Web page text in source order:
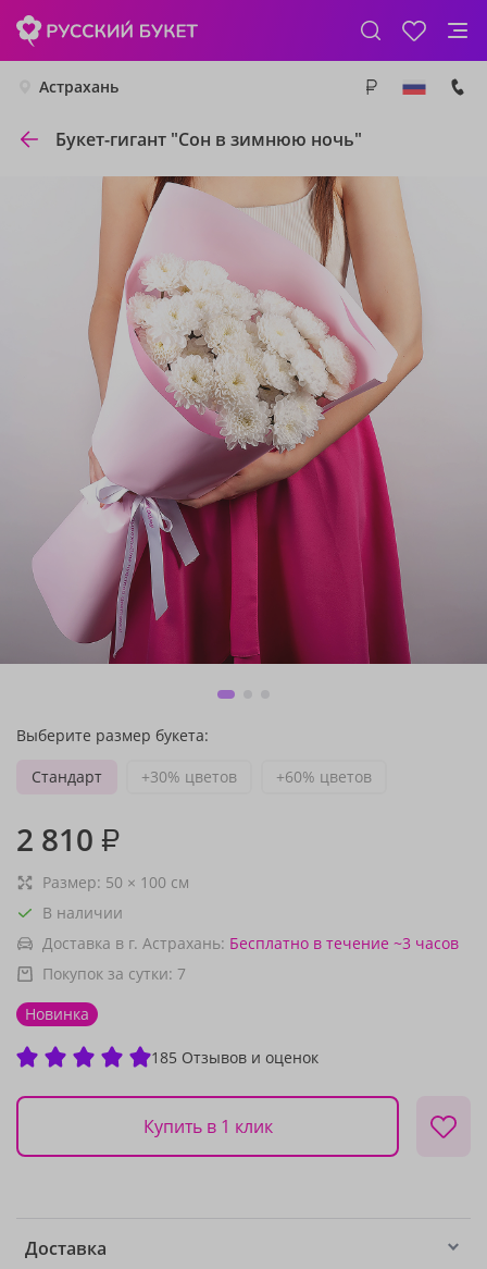
Астрахань
Букет-гигант "Сон в зимнюю ночь"
Выберите размер букета:
Стандарт
+30% цветов +60% цветов
2 810 ₽
Размер: 50 × 100 см
В наличии
Доставка в г. Астрахань: Бесплатно в течение ~3 часов
Покупок за сутки: 7
Новинка
185 Отзывов и оценок
Купить в 1 клик
Доставка